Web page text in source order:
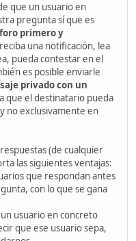
que un usuario en
pregunta sí que es
primeroy
una notificación, lea
pueda contestar en el
es posible enviarle
privado con un
que el destinatario pueda
no exclusivamente en
(de cualquier
las siguientes ventajas:
que respondan antes
con lo que se gana
usuario en concreto
que ese usuario sepa,